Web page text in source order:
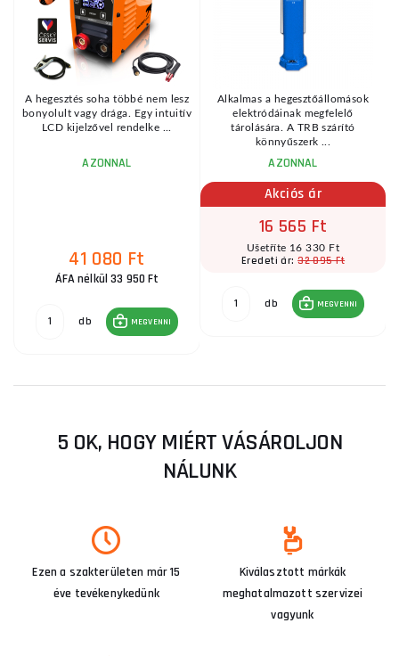
A hegesztés soha többé nem lesz
bonyolult vagy drága. Egy intuitív
LCD kijelzővel rendelke ...
AZONNAL
41 080 Ft
ÁFA nélkül 33 950 Ft
db MEGVENNI
Alkalmas a hegesztőállomások
elektródáinak megfelelő
tárolására. A TRB szárító
könnyűszerk ...
AZONNAL
Akciós ár
16 565 Ft
Ušetříte 16 330 Ft
Eredeti ár:32 895 Ft
db MEGVENNI
5 OK, HOGY MIÉRT VÁSÁROLJON
NÁLUNK
Ezen a szakterületen már 15
éve tevékenykedünk
Kiválasztott márkák
meghatalmazott szervizei
vagyunk